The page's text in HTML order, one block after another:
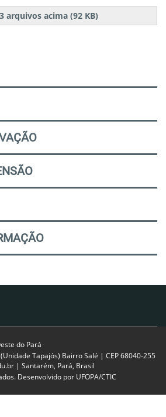
arquivos acima (92 KB)
do Pará
Tapajós) Bairro Salé | CEP 68040-255
| Santarém, Pará, Brasil
Desenvolvido por UFOPA/CTIC